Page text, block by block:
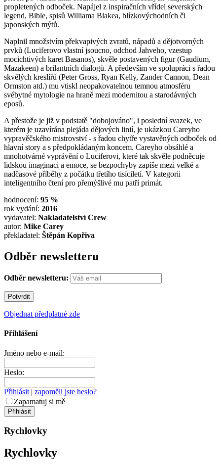
propletených odboček. Napájel z inspiračních vřídel severských
legend, Bible, spisů Williama Blakea, blízkovýchodních či
japonských mýtů.
Naplnil množstvím překvapivých zvratů, nápadů a dějotvorných
prvků (Luciferovo vlastní jsoucno, odchod Jahveho, vzestup
mocichtivých karet Basanos), skvěle postavených figur (Gaudium,
Mazakeen) a brilantních dialogů. A především ve spolupráci s řadou
skvělých kreslířů (Peter Gross, Ryan Kelly, Zander Cannon, Dean
Ormston atd.) mu vtiskl neopakovatelnou temnou atmosféru
svébytné mytologie na hraně mezi modernitou a starodávných
eposů.
A přestože je již v podstatě "dobojováno", i poslední svazek, ve
kterém je uzavírána plejáda dějových linií, je ukázkou Careyho
vypravěčského mistrovství - s řadou chytře vystavěných odboček od
hlavní story a s předpokládaným koncem. Careyho obsáhlé a
mnohotvárné vyprávění o Luciferovi, které tak skvěle podněcuje
lidskou imaginaci a emoce, se bezpochyby zapíše mezi velké a
nadčasové příběhy z počátku třetího tisíciletí. V kategorii
inteligentního čtení pro přemýšlivé mu patří primát.
hodnocení: 95 %
rok vydání: 2016
vydavatel: Nakladatelství Crew
autor: Mike Carey
překladatel: Štěpán Kopřiva
Odběr newsletteru
Odběr newsletteru:
Objednat předplatné zde
Přihlášení
Jméno nebo e-mail:
Heslo:
Přihlásit | zapoměli jste heslo?
Zapamatuj si mě
Rychlovky
Rychlovky